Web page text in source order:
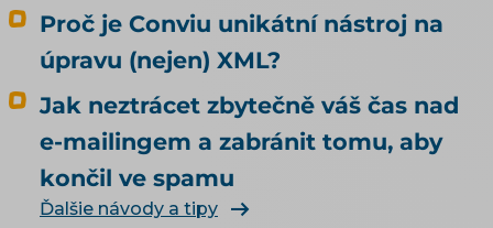
doporučování. Odpovídá na tři otázky: Může u
mě agent nakoupit už dnes, i když jsem to
nikde nepovolil? Co bych musel udělat, aby u
mě mohl nakupovat oficiálně, a vyplatí se to?
Kdo zaplatí škodu, když agent koupí něco
jiného, než měl? Jak vás má umělá inteligence
vůbec najít a doporučit, řeší téma SEO a UX pro
e-shop. Čím konkrétně naplnit produktová
Proč je Conviu unikátní nástroj na
úpravu (nejen) XML?
Jak neztrácet zbytečně váš čas nad
e-mailingem a zabránit tomu, aby
končil ve spamu
Ďalšie návody a tipy